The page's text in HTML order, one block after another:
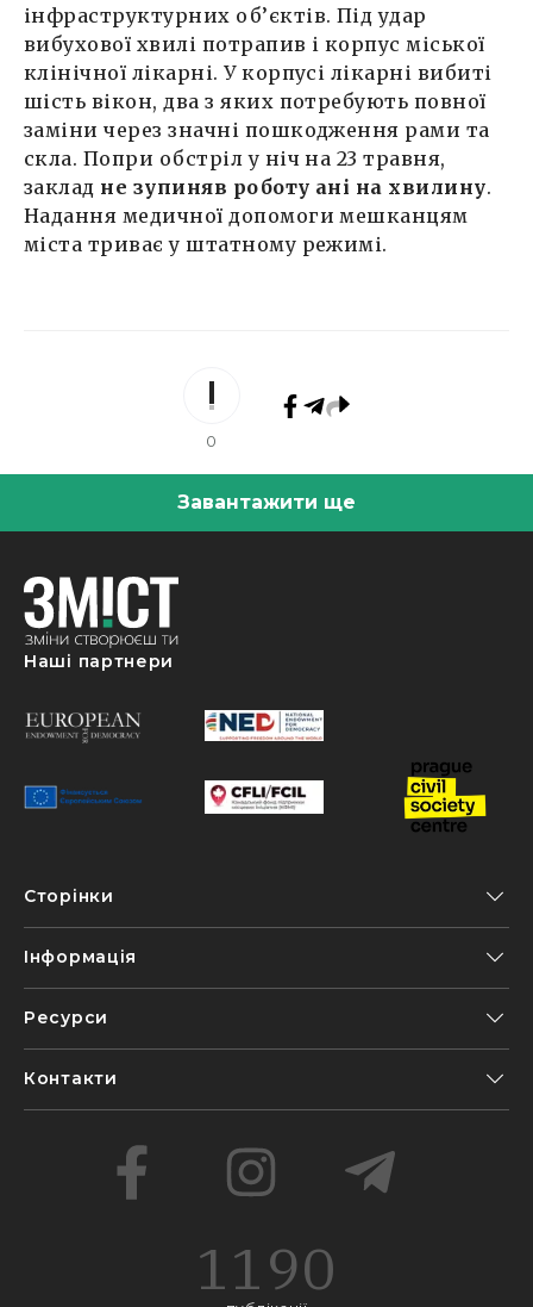
інфраструктурних об’єктів. Під удар
вибухової хвилі потрапив і корпус міської
клінічної лікарні. У корпусі лікарні вибиті
шість вікон, два з яких потребують повної
заміни через значні пошкодження рами та
скла. Попри обстріл у ніч на 23 травня,
заклад не зупиняв роботу ані на хвилину.
Надання медичної допомоги мешканцям
міста триває у штатному режимі.
0
Завантажити ще
Наші партнери
Сторінки
Інформація
Ресурси
Контакти
1190